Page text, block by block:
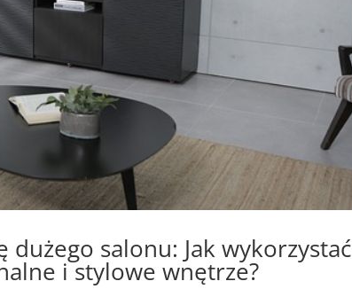
salonu: Jak wykorzystać
i stylowe wnętrze?